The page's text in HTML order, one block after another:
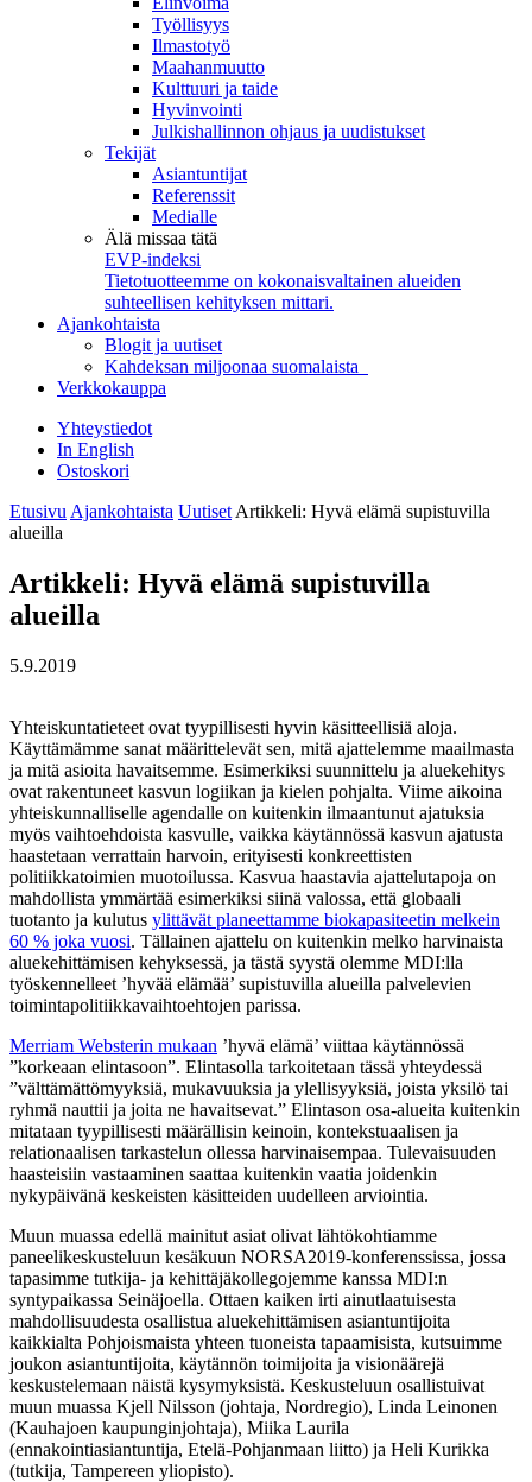
Työllisyys
Ilmastotyö
Maahanmuutto
Kulttuuri ja taide
Hyvinvointi
Julkishallinnon ohjaus ja uudistukset
Tekijät
Asiantuntijat
Referenssit
Medialle
Älä missaa tätä
EVP-indeksi
Tietotuotteemme on kokonaisvaltainen alueiden
suhteellisen kehityksen mittari.
Ajankohtaista
Blogit ja uutiset
Kahdeksan miljoonaa suomalaista
Verkkokauppa
Yhteystiedot
In English
Ostoskori
Etusivu Ajankohtaista Uutiset Artikkeli: Hyvä elämä supistuvilla
alueilla
Artikkeli: Hyvä elämä supistuvilla
alueilla
5.9.2019
Yhteiskuntatieteet ovat tyypillisesti hyvin käsitteellisiä aloja.
Käyttämämme sanat määrittelevät sen, mitä ajattelemme maailmasta
ja mitä asioita havaitsemme. Esimerkiksi suunnittelu ja aluekehitys
ovat rakentuneet kasvun logiikan ja kielen pohjalta. Viime aikoina
yhteiskunnalliselle agendalle on kuitenkin ilmaantunut ajatuksia
myös vaihtoehdoista kasvulle, vaikka käytännössä kasvun ajatusta
haastetaan verrattain harvoin, erityisesti konkreettisten
politiikkatoimien muotoilussa. Kasvua haastavia ajattelutapoja on
mahdollista ymmärtää esimerkiksi siinä valossa, että globaali
tuotanto ja kulutus ylittävät planeettamme biokapasiteetin melkein
60 % joka vuosi. Tällainen ajattelu on kuitenkin melko harvinaista
aluekehittämisen kehyksessä, ja tästä syystä olemme MDI:lla
työskennelleet ’hyvää elämää’ supistuvilla alueilla palvelevien
toimintapolitiikkavaihtoehtojen parissa.
Merriam Websterin mukaan ’hyvä elämä’ viittaa käytännössä
”korkeaan elintasoon”. Elintasolla tarkoitetaan tässä yhteydessä
”välttämättömyyksiä, mukavuuksia ja ylellisyyksiä, joista yksilö tai
ryhmä nauttii ja joita ne havaitsevat.” Elintason osa-alueita kuitenkin
mitataan tyypillisesti määrällisin keinoin, kontekstuaalisen ja
relationaalisen tarkastelun ollessa harvinaisempaa. Tulevaisuuden
haasteisiin vastaaminen saattaa kuitenkin vaatia joidenkin
nykypäivänä keskeisten käsitteiden uudelleen arviointia.
Muun muassa edellä mainitut asiat olivat lähtökohtiamme
paneelikeskusteluun kesäkuun NORSA2019-konferenssissa, jossa
tapasimme tutkija- ja kehittäjäkollegojemme kanssa MDI:n
syntypaikassa Seinäjoella. Ottaen kaiken irti ainutlaatuisesta
mahdollisuudesta osallistua aluekehittämisen asiantuntijoita
kaikkialta Pohjoismaista yhteen tuoneista tapaamisista, kutsuimme
joukon asiantuntijoita, käytännön toimijoita ja visionäärejä
keskustelemaan näistä kysymyksistä. Keskusteluun osallistuivat
muun muassa Kjell Nilsson (johtaja, Nordregio), Linda Leinonen
(Kauhajoen kaupunginjohtaja), Miika Laurila
(ennakointiasiantuntija, Etelä-Pohjanmaan liitto) ja Heli Kurikka
(tutkija, Tampereen yliopisto).